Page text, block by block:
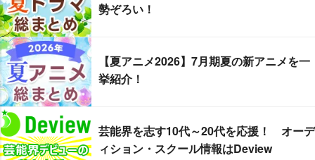
勢ぞろい！
【夏アニメ2026】7月期夏の新アニメを一
挙紹介！
芸能界を志す10代～20代を応援！ オーデ
ィション・スクール情報はDeview